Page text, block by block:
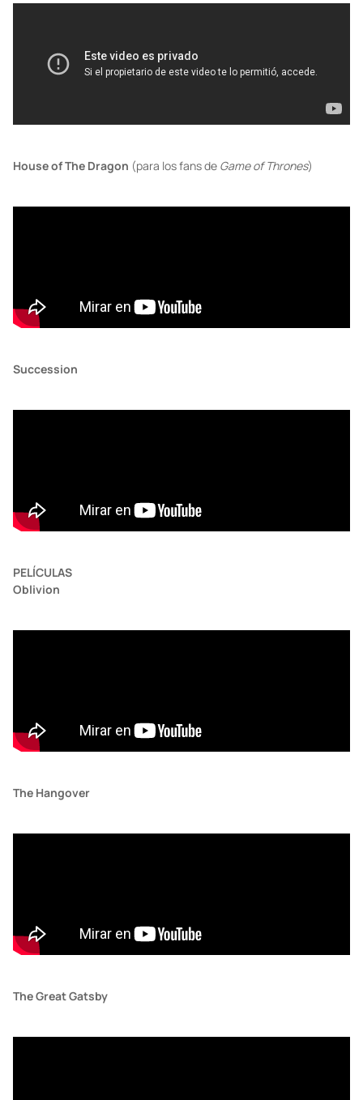
House of The Dragon (para los fans de Game of Thrones)
Succession
PELÍCULAS
Oblivion
The Hangover
The Great Gatsby